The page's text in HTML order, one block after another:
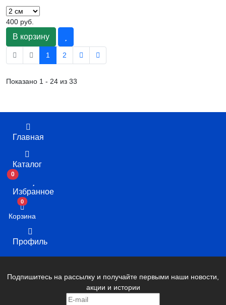
400 руб.
В корзину
1 2
Показано 1 - 24 из 33
Главная
Каталог
0
Избранное
Корзина
0В корзину
Профиль
Подпишитесь на рассылку и получайте первыми наши новости,
акции и истории